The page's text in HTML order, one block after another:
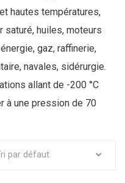
hautes températures,
huiles, moteurs
gaz, raffinerie,
navales, sidérurgie.
allant de -200 °C
à une pression de 70
par défaut